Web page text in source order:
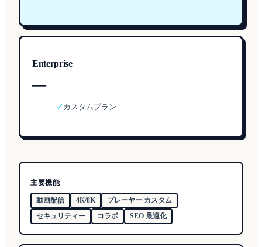
Enterprise
—
✓カスタムプラン
主要機能
動画配信 4K/8K
プレーヤー カスタム
セキュリティー
コラボ SEO 最適化